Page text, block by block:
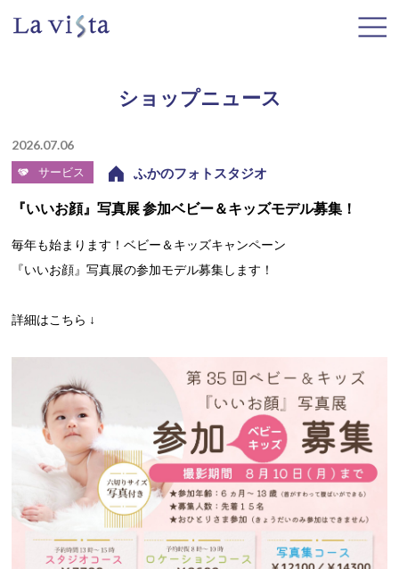
ショップニュース
2026.07.06
サービス ふかのフォトスタジオ
『いいお顔』写真展 参加ベビー＆キッズモデル募集！
毎年も始まります！ベビー＆キッズキャンペーン
『いいお顔』写真展の参加モデル募集します！
詳細はこちら ↓